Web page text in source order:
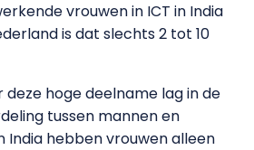
vrouwen in ICT in India
is dat slechts 2 tot 10
deze hoge deelname lag in de
tussen mannen en
India hebben vrouwen alleen